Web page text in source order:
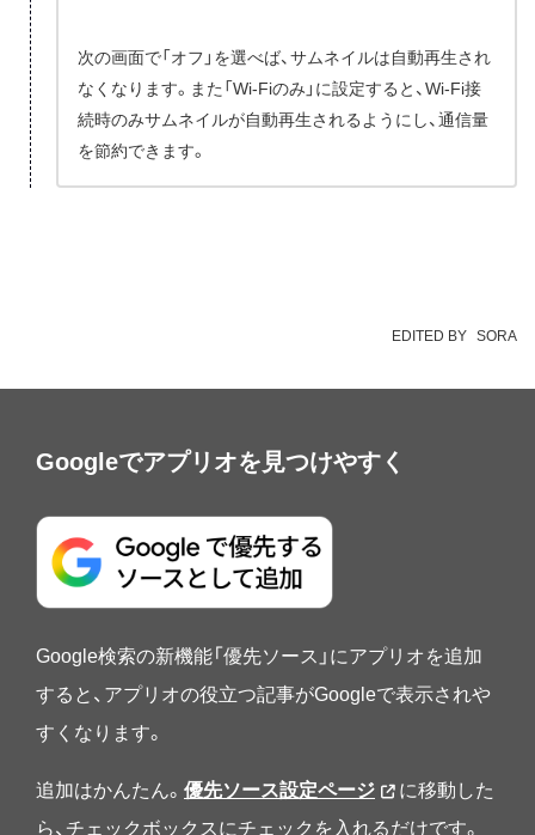
次の画面で「オフ」を選べば、サムネイルは自動再生され
なくなります。また「Wi-Fiのみ」に設定すると、Wi-Fi接
続時のみサムネイルが自動再生されるようにし、通信量
を節約できます。
EDITED BY SORA
Googleでアプリオを見つけやすく
Google検索の新機能「優先ソース」にアプリオを追加
すると、アプリオの役立つ記事がGoogleで表示されや
すくなります。
追加はかんたん。 優先ソース設定ページ
に移動した
ら、チェックボックスにチェックを入れるだけです。